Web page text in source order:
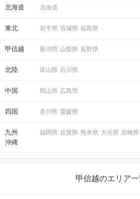
北海道 北海道
東北 岩手県 宮城県 福島県
甲信越 新潟県 山梨県 長野県
北陸 富山県 石川県
中国 岡山県 広島県
四国 香川県 愛媛県
九州
沖縄
福岡県 佐賀県 熊本県 大分県 宮崎県
甲信越のエリア